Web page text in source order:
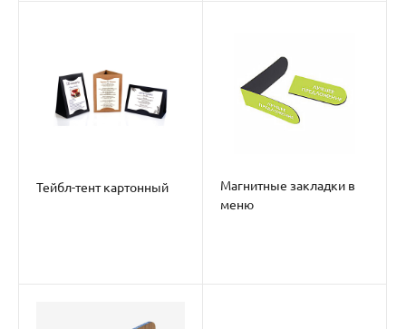
Тейбл-тент картонный
Магнитные закладки в
меню